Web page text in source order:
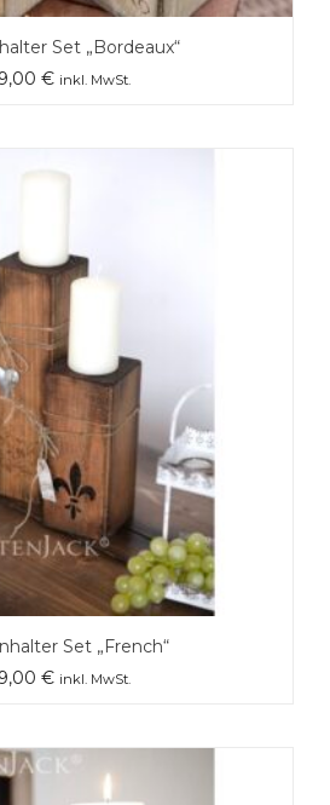
Set „Bordeaux“
€ inkl. MwSt.
Set „French“
€ inkl. MwSt.